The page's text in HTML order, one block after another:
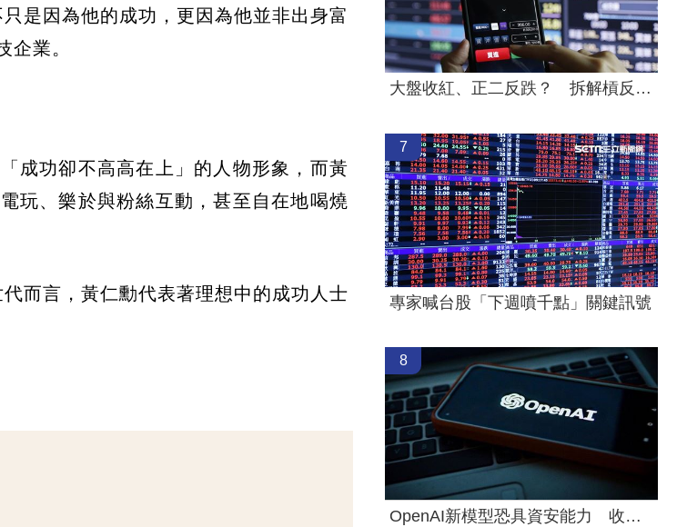
是因為他的成功，更因為他並非出身富
企業。
成功卻不高高在上」的人物形象，而黃
玩、樂於與粉絲互動，甚至自在地喝燒
而言，黃仁勳代表著理想中的成功人士
大盤收紅、正二反跌？ 拆解槓反ETF秒懂
7
專家喊台股「下週噴千點」關鍵訊號
8
OpenAI新模型恐具資安能力 收緊研發管控